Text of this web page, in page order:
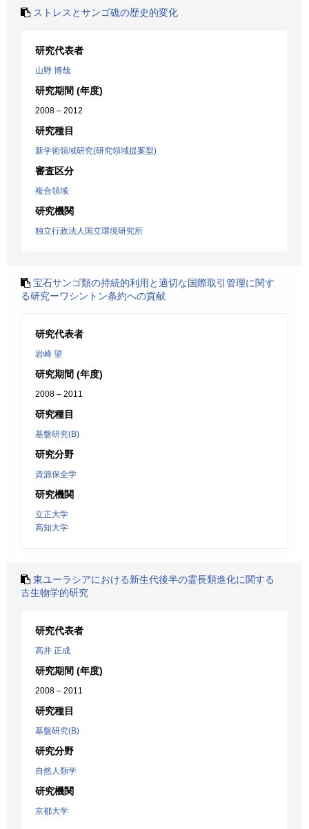
ストレスとサンゴ礁の歴史的変化
研究代表者
山野 博哉
研究期間 (年度)
2008 – 2012
研究種目
新学術領域研究(研究領域提案型)
審査区分
複合領域
研究機関
独立行政法人国立環境研究所
宝石サンゴ類の持続的利用と適切な国際取引管理に関す
る研究ーワシントン条約への貢献
研究代表者
岩崎 望
研究期間 (年度)
2008 – 2011
研究種目
基盤研究(B)
研究分野
資源保全学
研究機関
立正大学
高知大学
東ユーラシアにおける新生代後半の霊長類進化に関する
古生物学的研究
研究代表者
高井 正成
研究期間 (年度)
2008 – 2011
研究種目
基盤研究(B)
研究分野
自然人類学
研究機関
京都大学